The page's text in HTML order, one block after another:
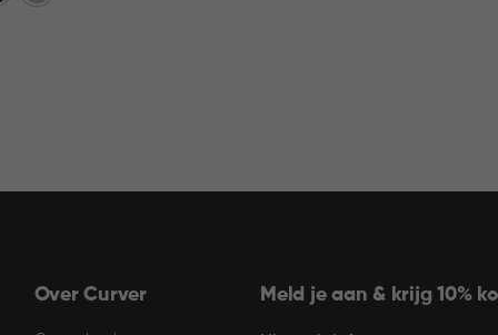
Over Curver Meld je aan & krijg 10%